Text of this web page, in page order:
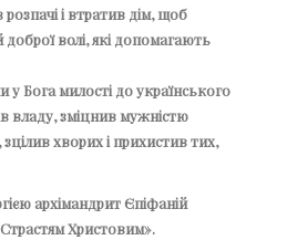
розпачі і втратив дім, щоб
волі, які допомагають
у Бога милості до українського
владу, зміцнив мужністю
хворих і прихистив тих,
архімандрит Єпіфаній
Христовим».